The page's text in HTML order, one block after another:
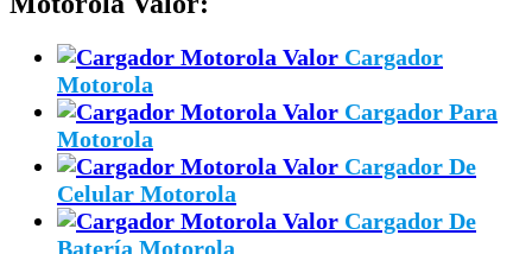
Cargador
Motorola
Cargador Para
Motorola
Cargador De
Celular Motorola
Cargador De
Batería Motorola